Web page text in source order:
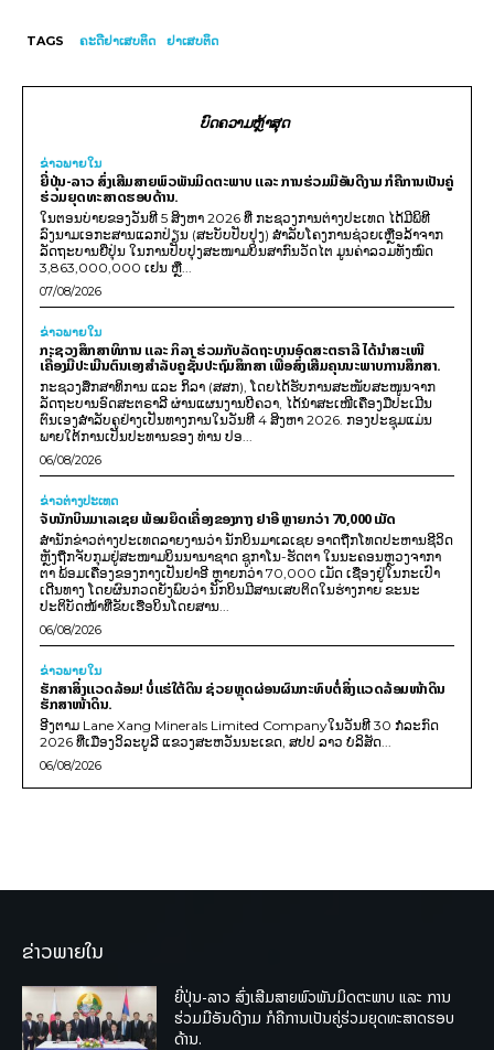
TAGS ຄະດີຢາເສບຕິດ ຢາເສບຕິດ
ບົດຄວາມຫຼ້າສຸດ
ຂ່າວພາຍ​ໃນ
ຍີ່ປຸ່ນ-ລາວ ສົ່ງເສີມສາຍພົວພັນມິດຕະພາບ ແລະ ການຮ່ວມມືອັນດີງາມ ກໍຄືການເປັນຄູ່
ຮ່ວມຍຸດທະສາດຮອບດ້ານ.
ໃນຕອນບ່າຍຂອງວັນທີ 5 ສິງຫາ 2026 ທີ່ ກະຊວງການຕ່າງປະເທດ ໄດ້ມີພິທີ
ລົງນາມເອກະສານແລກປ່ຽນ (ສະບັບປັບປຸງ) ສໍາລັບໂຄງການຊ່ວຍເຫຼືອລ້າຈາກ
ລັດຖະບານຍີ່ປຸ່ນ ໃນການປັບປຸງສະໜາມບິນສາກົນວັດໄຕ ມູນຄ່າລວມທັງໝົດ
3,863,000,000 ເຢນ ຫຼື...
07/08/2026
ຂ່າວພາຍ​ໃນ
ກະຊວງສຶກສາທິການ ແລະ ກິລາ ຮ່ວມກັບລັດຖະບານອົດສະຕຣາລີ ໄດ້ນຳສະເໜີ
ເຄື່ອງມືປະເມີນຕົນເອງສຳລັບຄູຊັ້ນປະຖົມສຶກສາ ເພື່ອສົ່ງເສີມຄຸນນະພາບການສຶກສາ.
ກະຊວງສຶກສາທິການ ແລະ ກິລາ (ສສກ), ໂດຍໄດ້ຮັບການສະໜັບສະໜູນຈາກ
ລັດຖະບານອົດສະຕຣາລີ ຜ່ານແຜນງານບີຄວາ, ໄດ້ນຳສະເໜີເຄື່ອງມືປະເມີນ
ຕົນເອງສຳລັບຄູຢ່າງເປັນທາງການໃນວັນທີ 4 ສິງຫາ 2026. ກອງປະຊຸມແມ່ນ
ພາຍໃຕ້ການເປັນປະທານຂອງ ທ່ານ ປອ...
06/08/2026
ຂ່າວຕ່າງປະເທດ
ຈັບນັກບິນມາເລເຊຍ ພ້ອມຍຶດເຄື່ອງຂອງກາງ ຢາອີ ຫຼາຍກວ່າ 70,000 ເມັດ
ສຳນັກຂ່າວຕ່າງປະເທດລາຍງານວ່າ ນັກບິນມາເລເຊຍ ອາດຖືກໂທດປະຫານຊີວິດ
ຫຼັງຖືກຈັບກຸມຢູ່ສະໜາມບິນນານາຊາດ ຊູກາໂນ-ຮັດຕາ ໃນນະຄອນຫຼວງຈາກາ
ຕາ ພ້ອມເຄື່ອງຂອງກາງເປັນຢາອີ ຫຼາຍກວ່າ 70,000 ເມັດ ເຊື່ອງຢູ່ໃນກະເປົາ
ເດີນທາງ ໂດຍຜົນກວດຍັງພົບວ່າ ນັກບິນມີສານເສບຕິດໃນຮ່າງກາຍ ຂະນະ
ປະຕິບັດໜ້າທີ່ຂັບເຮືອບິນໂດຍສານ...
06/08/2026
ຂ່າວພາຍ​ໃນ
ຮັກສາສິ່ງແວດລ້ອມ! ບໍ່ແຮ່ໃຕ້ດິນ ຊ່ວຍຫຼຸດຜ່ອນຜົນກະທົບຕໍ່ສິ່ງແວດລ້ອມໜ້າດິນ
ຮັກສາໜ້າດິນ.
ອີງຕາມ Lane Xang Minerals Limited Companyໃນວັນທີ 30 ກໍລະກົດ
2026 ທີ່ເມືອງວິລະບູລີ ແຂວງສະຫວັນນະເຂດ, ສປປ ລາວ ບໍລິສັດ...
06/08/2026
ຂ່າວພາຍໃນ
ຍີ່ປຸ່ນ-ລາວ ສົ່ງເສີມສາຍພົວພັນມິດຕະພາບ ແລະ ການ
ຮ່ວມມືອັນດີງາມ ກໍຄືການເປັນຄູ່ຮ່ວມຍຸດທະສາດຮອບ
ດ້ານ.